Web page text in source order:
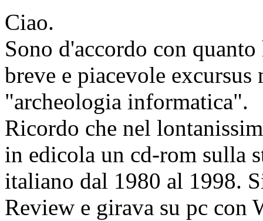
Ciao.
Sono d'accordo con
breve e piacevole
"archeologia informatica".
Ricordo che nel
in edicola un cd-rom sulla
italiano dal 1980 al 1998.
Review e girava su pc con